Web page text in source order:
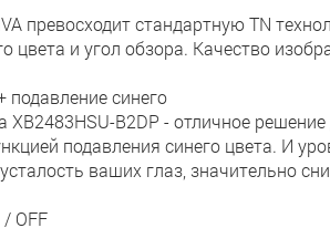
превосходит стандартную TN
цвета и угол обзора. Качество
подавление синего
XB2483HSU-B2DP - отличное
подавления синего цвета. И
ваших глаз, значительно
/ OFF